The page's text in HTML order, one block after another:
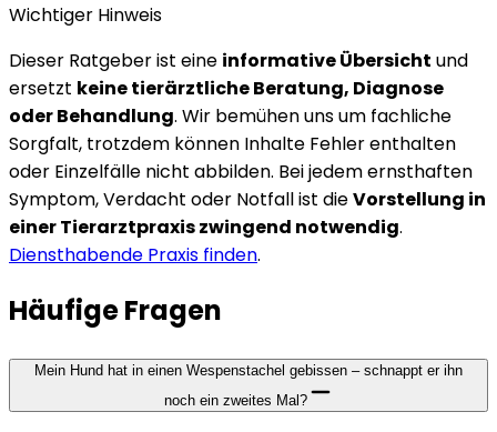
Wichtiger Hinweis
Dieser Ratgeber ist eine informative Übersicht und
ersetzt keine tierärztliche Beratung, Diagnose
oder Behandlung. Wir bemühen uns um fachliche
Sorgfalt, trotzdem können Inhalte Fehler enthalten
oder Einzelfälle nicht abbilden. Bei jedem ernsthaften
Symptom, Verdacht oder Notfall ist dieVorstellung in
einer Tierarztpraxis zwingend notwendig.
Diensthabende Praxis finden.
Häufige Fragen
Mein Hund hat in einen Wespenstachel gebissen – schnappt er ihn
noch ein zweites Mal?